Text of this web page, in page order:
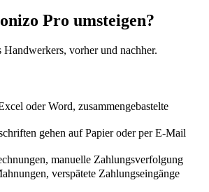
Pro umsteigen?
vorher und nachher.
oder Word, zusammengebastelte
gehen auf Papier oder per E-Mail
manuelle Zahlungsverfolgung
verspätete Zahlungseingänge